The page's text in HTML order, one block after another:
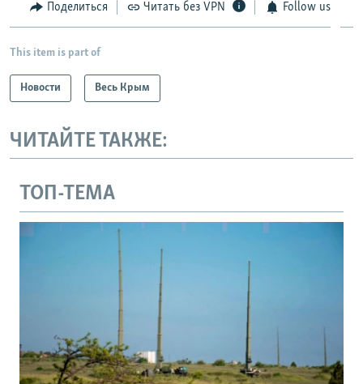
Поделиться Читать без VPN Follow us
This item is part of
Новости Весь Крым
ЧИТАЙТЕ ТАКЖЕ:
ТОП-ТЕМА